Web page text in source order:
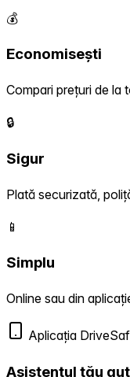
💰
Economisești
Compari prețuri de la
🔒
Sigur
Plată securizată,
📱
Simplu
Online sau din
Aplicația
Asistentul tău